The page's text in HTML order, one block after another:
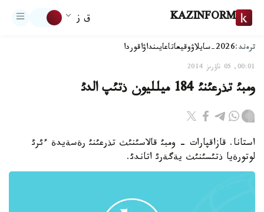
KAZINFORM ق ز
ترەند:2026-سايلاۋ وقيعاتاعايىنداۋاقوردا
00:01, 05 ناۋرىز 2014
ومبئ تذرعئنئ 184 ميلليون ذتئپ الدئ
استانا. قازاقپارات - ومبئ قالاسئنئث تذرعئنئ رةسةيدة ءئرئ
لوتورةيا ذتئسئنئث يةگةرئ اتاندئ.